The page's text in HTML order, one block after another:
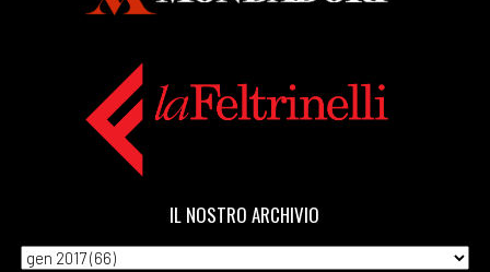
IL NOSTRO ARCHIVIO